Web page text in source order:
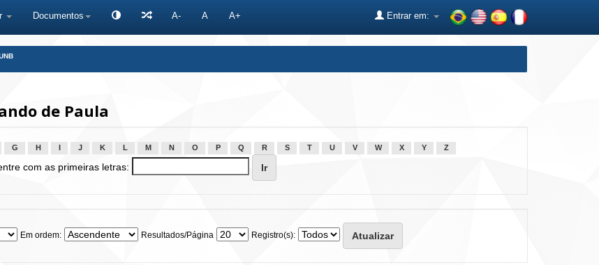
Documentos A- A A+ Entrar em:
de Paula
G H J K L M N O P Q R S T U V W X Y Z
com as primeiras letras:
Em ordem: Resultados/Página Registro(s):